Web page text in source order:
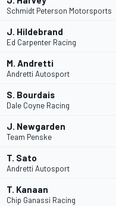
Schmidt Peterson Motorsports
J. Hildebrand
Ed Carpenter Racing
M. Andretti
Andretti Autosport
S. Bourdais
Dale Coyne Racing
J. Newgarden
Team Penske
T. Sato
Andretti Autosport
T. Kanaan
Chip Ganassi Racing